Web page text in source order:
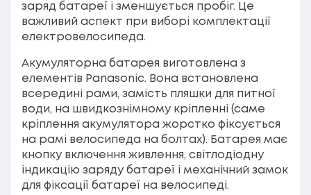
заряд батареї і зменшується пробіг. Це
важливий аспект при виборі комплектації
електровелосипеда.
Акумуляторна батарея виготовлена з
елементів Panasonic. Вона встановлена
всередині рами, замість пляшки для питної
води, на швидкознімному кріпленні (саме
кріплення акумулятора жорстко фіксується
на рамі велосипеда на болтах). Батарея має
кнопку включення живлення, світлодіодну
індикацію заряду батареї і механічний замок
для фіксації батареї на велосипеді.